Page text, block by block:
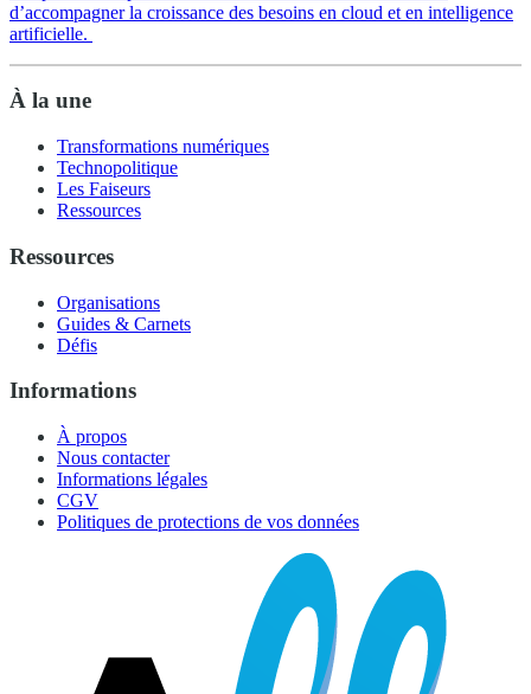
d’accompagner la croissance des besoins en cloud et en intelligence
artificielle.
À la une
Transformations numériques
Technopolitique
Les Faiseurs
Ressources
Ressources
Organisations
Guides & Carnets
Défis
Informations
À propos
Nous contacter
Informations légales
CGV
Politiques de protections de vos données